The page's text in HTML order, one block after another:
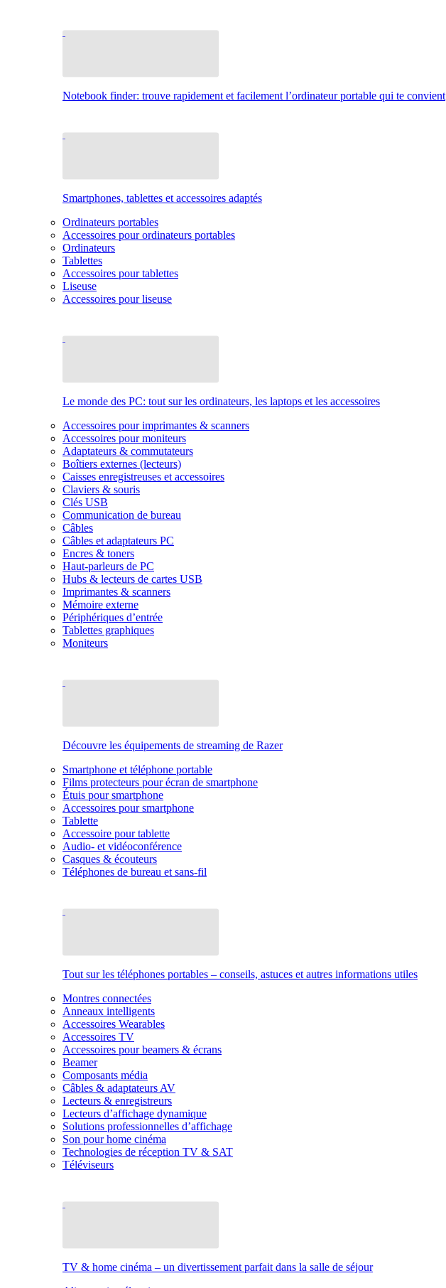
Notebook finder: trouve rapidement et facilement l’ordinateur portable qui te convient
Smartphones, tablettes et accessoires adaptés
Ordinateurs portables
Accessoires pour ordinateurs portables
Ordinateurs
Tablettes
Accessoires pour tablettes
Liseuse
Accessoires pour liseuse
Le monde des PC: tout sur les ordinateurs, les laptops et les accessoires
Accessoires pour imprimantes & scanners
Accessoires pour moniteurs
Adaptateurs & commutateurs
Boîtiers externes (lecteurs)
Caisses enregistreuses et accessoires
Claviers & souris
Clés USB
Communication de bureau
Câbles
Câbles et adaptateurs PC
Encres & toners
Haut-parleurs de PC
Hubs & lecteurs de cartes USB
Imprimantes & scanners
Mémoire externe
Périphériques d’entrée
Tablettes graphiques
Moniteurs
Découvre les équipements de streaming de Razer
Smartphone et téléphone portable
Films protecteurs pour écran de smartphone
Étuis pour smartphone
Accessoires pour smartphone
Tablette
Accessoire pour tablette
Audio- et vidéoconférence
Casques & écouteurs
Téléphones de bureau et sans-fil
Tout sur les téléphones portables – conseils, astuces et autres informations utiles
Montres connectées
Anneaux intelligents
Accessoires Wearables
Accessoires TV
Accessoires pour beamers & écrans
Beamer
Composants média
Câbles & adaptateurs AV
Lecteurs & enregistreurs
Lecteurs d’affichage dynamique
Solutions professionnelles d’affichage
Son pour home cinéma
Technologies de réception TV & SAT
Téléviseurs
TV & home cinéma – un divertissement parfait dans la salle de séjour